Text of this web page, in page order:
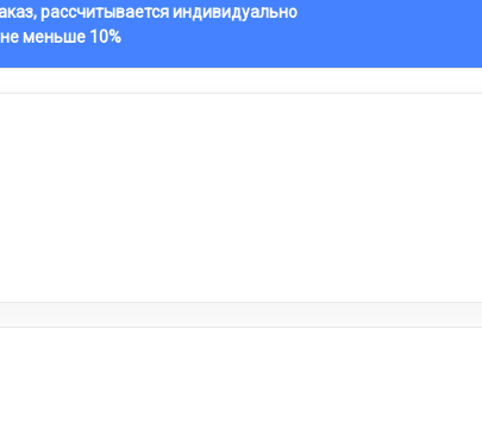
рассчитывается индивидуально
меньше 10%